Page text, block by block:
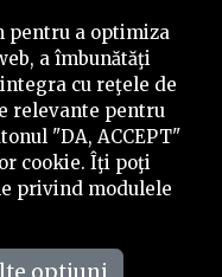
Lucrurile astea te
personal. N-ar trebui
ceva pe care-l faci
la o lume
joc.
Ești un erou?
De exemplu, când
pentru a optimiza
a îmbunătăţi
cu reţele de
relevante pentru
"DA, ACCEPT"
cookie. Îţi poţi
privind modulele